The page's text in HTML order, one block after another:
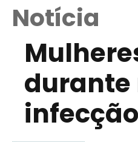
Notícia
durante